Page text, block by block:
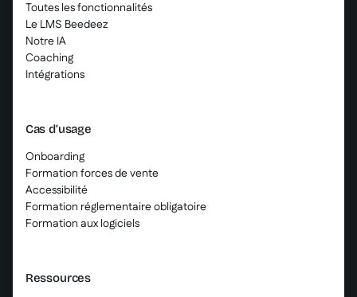
Toutes les fonctionnalités
Le LMS Beedeez
Notre IA
Coaching
Intégrations
Cas d’usage
Onboarding
Formation forces de vente
Accessibilité
Formation réglementaire obligatoire
Formation aux logiciels
Ressources